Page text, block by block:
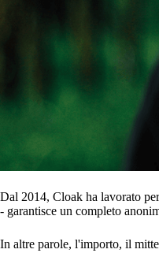
Dal 2014, Cloak ha lavorato
- garantisce un completo
In altre parole, l'importo, il